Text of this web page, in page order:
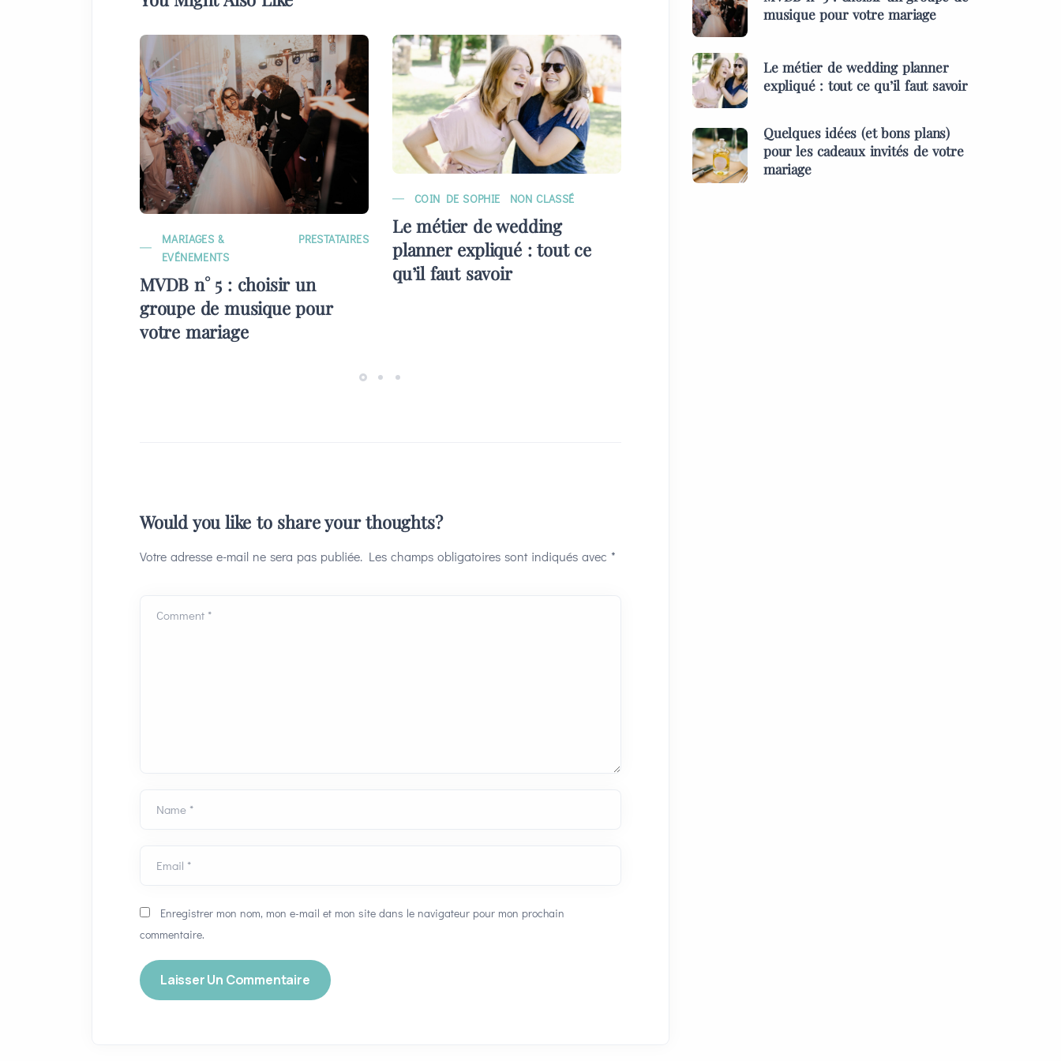
MARIAGES &
EVÉNEMENTS
PRESTATAIRES
MVDB n° 5 : choisir un
groupe de musique pour
votre mariage
COIN DE SOPHIE NON CLASSÉ
Le métier de wedding
planner expliqué : tout ce
qu’il faut savoir
Would you like to share your thoughts?
Votre adresse e-mail ne sera pas publiée. Les champs obligatoires sont indiqués avec *
Comment *
Name *
Email *
Enregistrer mon nom, mon e-mail et mon site dans le navigateur pour mon prochain
commentaire.
musique pour votre mariage
Le métier de wedding planner
expliqué : tout ce qu’il faut savoir
Quelques idées (et bons plans)
pour les cadeaux invités de votre
mariage